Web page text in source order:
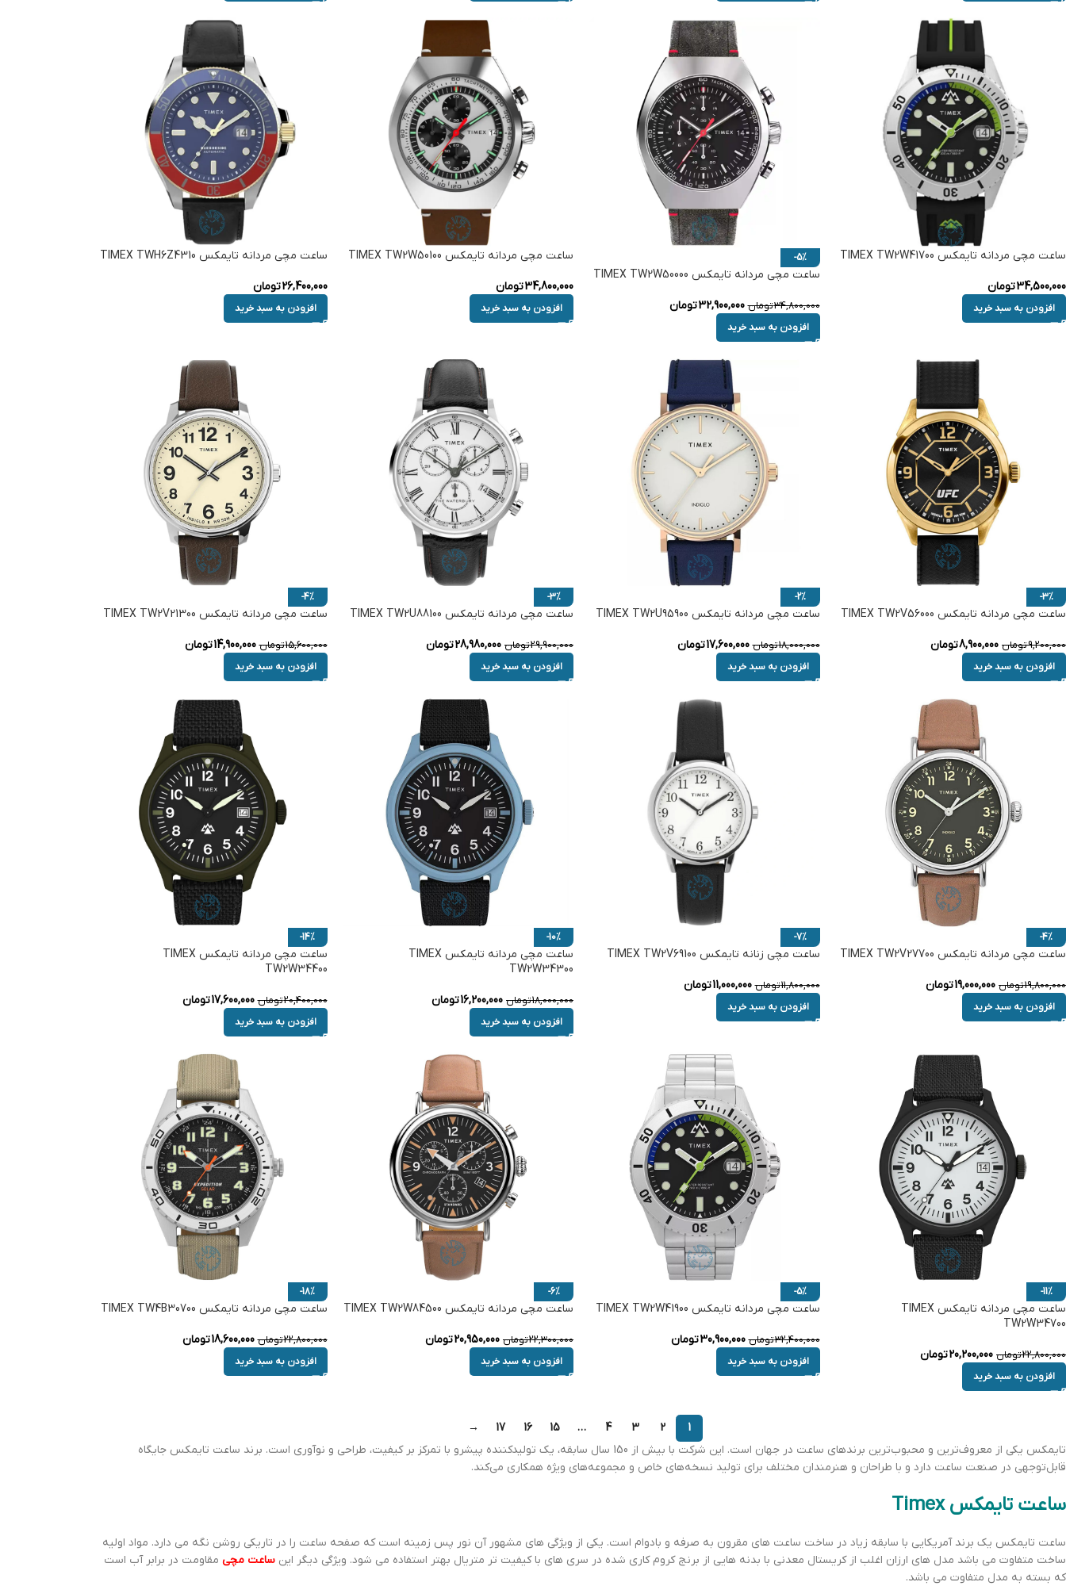
ساعت مچی مردانه تایمکس TIMEX TW2W41700
34,500,000تومان
افزودن به سبد خرید
-5%
ساعت مچی مردانه تایمکس TIMEX TW2W50000
34,800,000تومان 32,900,000تومان
افزودن به سبد خرید
ساعت مچی مردانه تایمکس TIMEX TW2W50100
34,800,000تومان
افزودن به سبد خرید
ساعت مچی مردانه تایمکس TIMEX TWH6Z4310
26,400,000تومان
افزودن به سبد خرید
-3%
ساعت مچی مردانه تایمکس TIMEX TW2V56000
9,200,000تومان 8,900,000تومان
افزودن به سبد خرید
-2%
ساعت مچی مردانه تایمکس TIMEX TW2U95900
18,000,000تومان 17,600,000تومان
افزودن به سبد خرید
-3%
ساعت مچی مردانه تایمکس TIMEX TW2U88100
29,900,000تومان 28,980,000تومان
افزودن به سبد خرید
-4%
ساعت مچی مردانه تایمکس TIMEX TW2V21300
15,600,000تومان 14,900,000تومان
افزودن به سبد خرید
-4%
ساعت مچی مردانه تایمکس TIMEX TW2V27700
19,800,000تومان 19,000,000تومان
افزودن به سبد خرید
-7%
ساعت مچی زنانه تایمکس TIMEX TW2V69100
11,800,000تومان 11,000,000تومان
افزودن به سبد خرید
-10%
ساعت مچی مردانه تایمکس TIMEX
TW2W34300
18,000,000تومان 16,200,000تومان
افزودن به سبد خرید
-14%
ساعت مچی مردانه تایمکس TIMEX
TW2W34400
20,400,000تومان 17,600,000تومان
افزودن به سبد خرید
-11%
ساعت مچی مردانه تایمکس TIMEX
TW2W34700
22,800,000تومان 20,200,000تومان
افزودن به سبد خرید
-5%
ساعت مچی مردانه تایمکس TIMEX TW2W41900
32,400,000تومان 30,900,000تومان
افزودن به سبد خرید
-6%
ساعت مچی مردانه تایمکس TIMEX TW2W84500
22,300,000تومان 20,950,000تومان
افزودن به سبد خرید
-18%
ساعت مچی مردانه تایمکس TIMEX TW4B30700
22,800,000تومان 18,600,000تومان
افزودن به سبد خرید
1
2
3
4
…
15
16
17
→
تایمکس یکی از معروف‌ترین و محبوب‌ترین برندهای ساعت در جهان است. این شرکت با بیش از 150 سال سابقه، یک تولیدکننده پیشرو با تمرکز بر کیفیت، طراحی و نوآوری است. برند ساعت تایمکس جایگاه
قابل‌توجهی در صنعت ساعت دارد و با طراحان و هنرمندان مختلف برای تولید نسخه‌های خاص و مجموعه‌های ویژه همکاری می‌کند.
ساعت تایمکس Timex
ساعت تایمکس یک برند آمریکایی با سابقه زیاد در ساخت ساعت های مقرون به صرفه و بادوام است. یکی از ویژگی های مشهور آن نور پس زمینه است که صفحه ساعت را در تاریکی روشن نگه می دارد. مواد اولیه
ساخت متفاوت می باشد مدل های ارزان اغلب از کریستال معدنی با بدنه هایی از برنج کروم کاری شده در سری های با کیفیت تر متریال بهتر استفاده می شود. ویژگی دیگر این ساعت مچی مقاومت در برابر آب است
که بسته به مدل متفاوت می باشد.